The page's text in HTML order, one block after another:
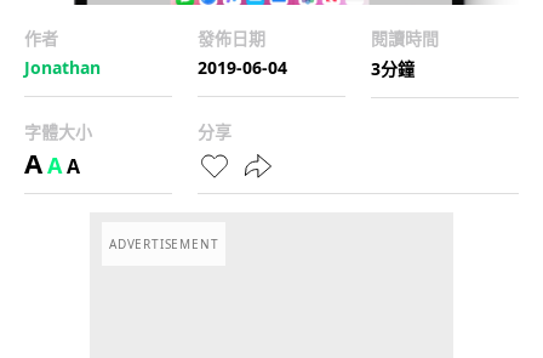
作者
Jonathan
發佈日期
2019-06-04
閱讀時間
3分鐘
字體大小
AAA
分享
ADVERTISEMENT